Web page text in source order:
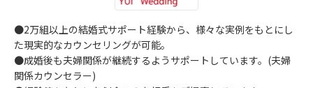
●2万組以上の結婚式サポート経験から、様々な実例をもとにし
た現実的なカウンセリングが可能。
●成婚後も夫婦関係が継続するようサポートしています。(夫婦
関係カウンセラー)